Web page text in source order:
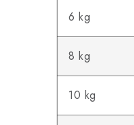
6 kg
8 kg
10 kg